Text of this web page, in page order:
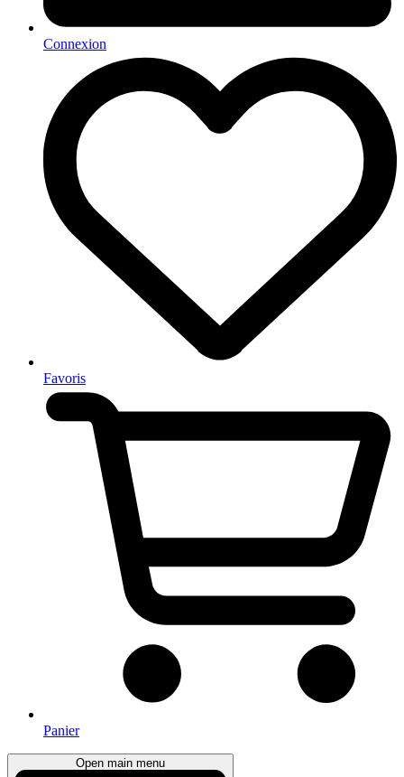
Connexion
Favoris
Panier
Open main menu